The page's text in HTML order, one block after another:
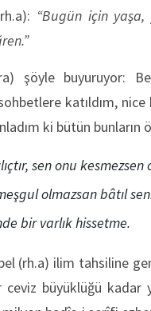
“Bugün için
şöyle buyuruyor:
katıldım,
ki bütün bunların
sen onu kesmezsen
olmazsan bâtıl
bir varlık hissetme.
(rh.a) ilim tahsiline
büyüklüğü kadar